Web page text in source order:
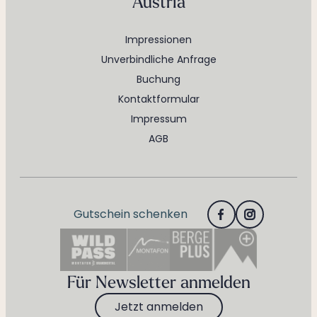
Impressionen
Unverbindliche Anfrage
Buchung
Kontaktformular
Impressum
AGB
Gutschein schenken
Für Newsletter anmelden
Jetzt anmelden